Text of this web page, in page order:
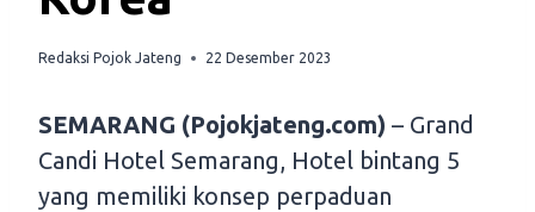
Redaksi Pojok Jateng 22 Desember 2023
SEMARANG (Pojokjateng.com) – Grand
Candi Hotel Semarang, Hotel bintang 5
yang memiliki konsep perpaduan